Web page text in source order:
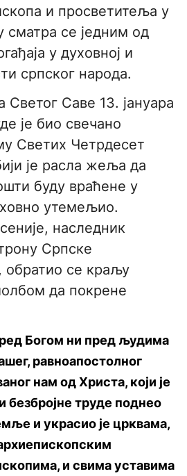
и просветитеља у
сматра се једним од
у духовној и
српског народа.
Светог Саве 13. јануара
је био свечано
Светих Четрдесет
је расла жеља да
буду враћене у
утемељио.
наследник
Српске
обратио се краљу
да покрене
Богом ни пред људима
равноапостолног
нам од Христа, који је
безбројне труде поднео
и украсио је црквама,
и свима уставима